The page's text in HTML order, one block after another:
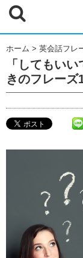
ホーム > 英会話フレ
「してもい
きのフレーズ